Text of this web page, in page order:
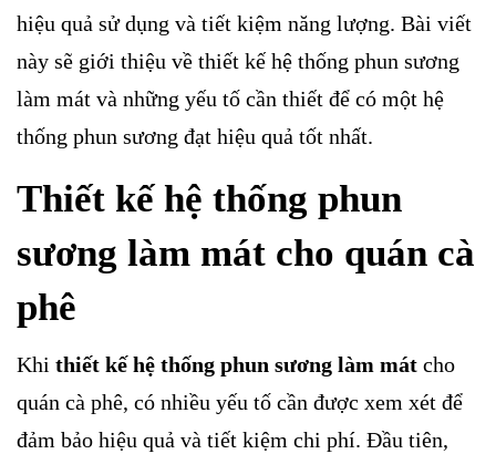
hiệu quả sử dụng và tiết kiệm năng lượng. Bài viết
này sẽ giới thiệu về thiết kế hệ thống phun sương
làm mát và những yếu tố cần thiết để có một hệ
thống phun sương đạt hiệu quả tốt nhất.
Thiết kế hệ thống phun
sương làm mát cho quán cà
phê
Khi thiết kế hệ thống phun sương làm mát cho
quán cà phê, có nhiều yếu tố cần được xem xét để
đảm bảo hiệu quả và tiết kiệm chi phí. Đầu tiên,